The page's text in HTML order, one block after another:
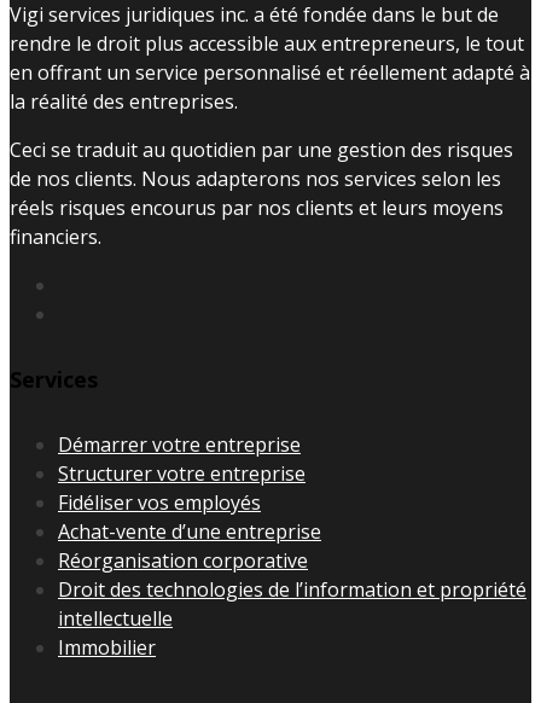
Vigi services juridiques inc. a été fondée dans le but de
rendre le droit plus accessible aux entrepreneurs, le tout
en offrant un service personnalisé et réellement adapté à
la réalité des entreprises.
Ceci se traduit au quotidien par une gestion des risques
de nos clients. Nous adapterons nos services selon les
réels risques encourus par nos clients et leurs moyens
financiers.
Services
Démarrer votre entreprise
Structurer votre entreprise
Fidéliser vos employés
Achat-vente d’une entreprise
Réorganisation corporative
Droit des technologies de l’information et propriété
intellectuelle
Immobilier